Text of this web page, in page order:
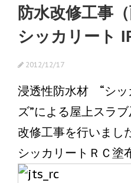
防水改修工事
シッカリート
2012/12/17
浸透性防水材 “シ
ズ”による屋上スラ
改修工事を行いまし
シッカリートＲＣ塗